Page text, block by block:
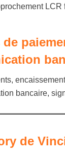
LCR
de
bancaire,
de